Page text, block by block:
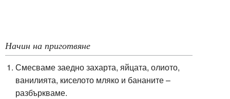
Начин на приготвяне
Смесваме заедно захарта, яйцата, олиото,
ванилията, киселото мляко и бананите –
разбъркваме.